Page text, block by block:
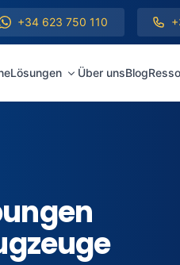
+34 623 750 110
Lösungen Über unsBlog